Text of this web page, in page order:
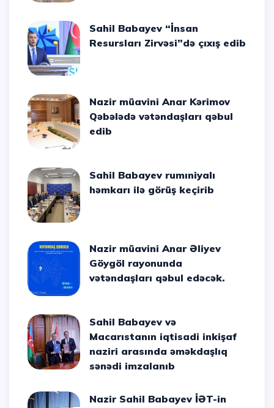
Sahil Babayev “İnsan
Resursları Zirvəsi”də çıxış edib
Nazir müavini Anar Kərimov
Qəbələdə vətəndaşları qəbul
edib
Sahil Babayev rumıniyalı
həmkarı ilə görüş keçirib
Nazir müavini Anar Əliyev
Göygöl rayonunda
vətəndaşları qəbul edəcək.
Sahil Babayev və
Macarıstanın iqtisadi inkişaf
naziri arasında əməkdaşlıq
sənədi imzalanıb
Nazir Sahil Babayev İƏT-in